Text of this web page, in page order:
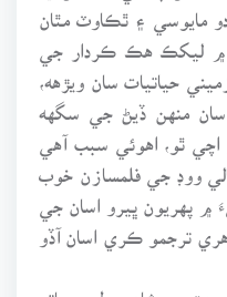
مايوسي ۽ ٿڪاوٽ مٿان
۾ ليکڪ هڪ ڪردار جي
حياتيات سان ويڙهه،
منهن ڏيڻ جي سگهه
ٿو، اهوئي سبب آهي
ووڊ جي فلمسازن خوب
۾ پهريون ڀيرو اسان جي
ترجمو ڪري اسان آڏو
شاعر طور ڄاتو